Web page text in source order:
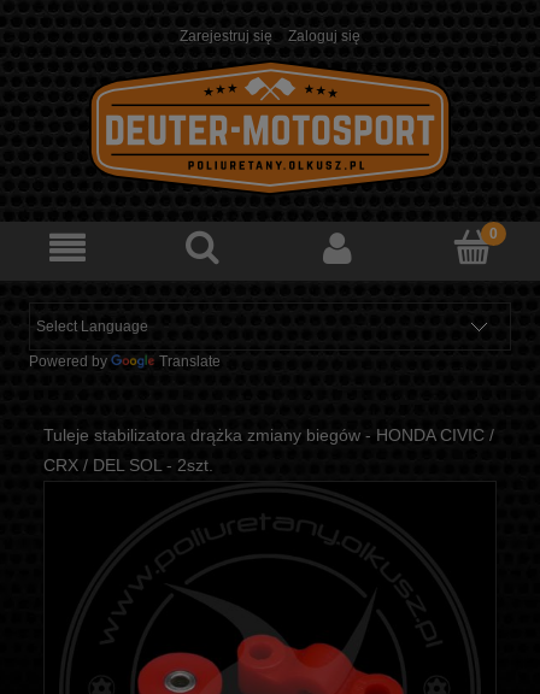
Zarejestruj się Zaloguj się
Powered by Translate
Tuleje stabilizatora drążka zmiany biegów - HONDA CIVIC /
CRX / DEL SOL - 2szt.